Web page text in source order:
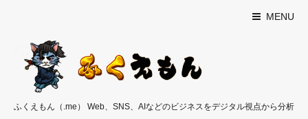
MENU
ふくえもん（.me） Web、SNS、AIなどのビジネスをデジタル視点から分析